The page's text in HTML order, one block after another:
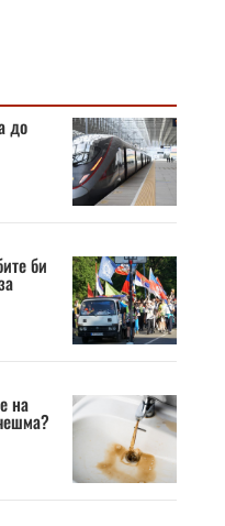
до
би
на